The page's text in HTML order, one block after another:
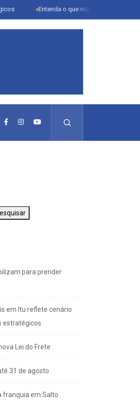
Entenda o que muda com a nova Lei do Frete
para prender
em Itu reflete cenário
estratégicos
Lei do Frete
31 de agosto
franquia em Salto